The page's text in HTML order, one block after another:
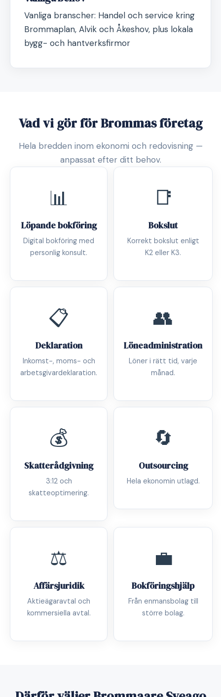
Vanliga branscher: Handel och service kring
Brommaplan, Alvik och Åkeshov, plus lokala
bygg- och hantverksfirmor
Vad vi gör för Brommas företag
Hela bredden inom ekonomi och redovisning —
anpassat efter ditt behov.
📊
Löpande bokföring
Digital bokföring med
personlig konsult.
📑
Bokslut
Korrekt bokslut enligt
K2 eller K3.
📋
Deklaration
Inkomst-, moms- och
arbetsgivardeklaration.
👥
Löneadministration
Löner i rätt tid, varje
månad.
💰
Skatterådgivning
3:12 och
skatteoptimering.
🔄
Outsourcing
Hela ekonomin utlagd.
⚖️
Affärsjuridik
Aktieägaravtal och
kommersiella avtal.
💼
Bokföringshjälp
Från enmansbolag till
större bolag.